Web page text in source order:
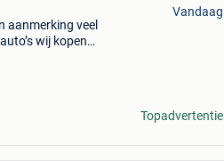
aanmerking veel
wij kopen
Vandaag
Topadvertentie